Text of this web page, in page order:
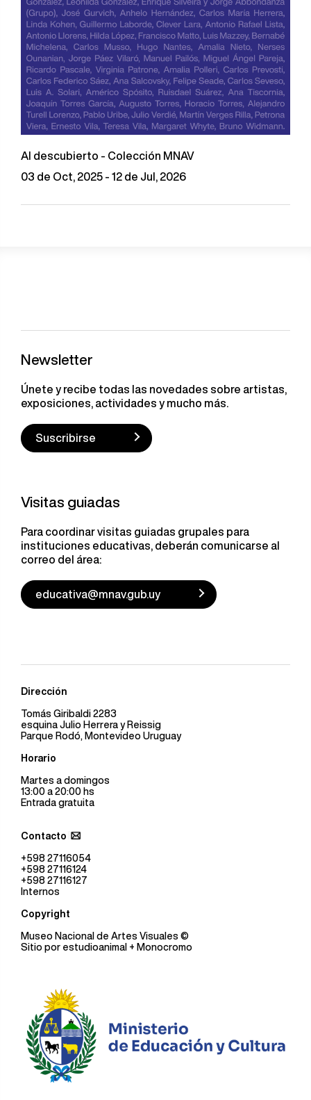
Al descubierto - Colección MNAV
03 de Oct, 2025 - 12 de Jul, 2026
Newsletter
Únete y recibe todas las novedades sobre artistas,
exposiciones, actividades y mucho más.
Suscribirse
Visitas guiadas
Para coordinar visitas guiadas grupales para
instituciones educativas, deberán comunicarse al
correo del área:
educativa@mnav.gub.uy
Dirección
Tomás Giribaldi 2283
esquina Julio Herrera y Reissig
Parque Rodó, Montevideo Uruguay
Horario
Martes a domingos
13:00 a 20:00 hs
Entrada gratuita
Contacto
+598 27116054
+598 27116124
+598 27116127
Internos
Copyright
Museo Nacional de Artes Visuales ©
Sitio por estudioanimal + Monocromo